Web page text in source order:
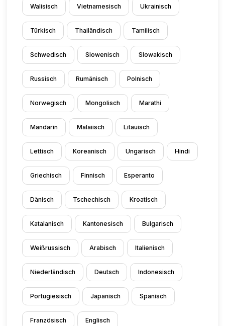
Walisisch Vietnamesisch Ukrainisch
Türkisch Thailändisch Tamilisch
Schwedisch Slowenisch Slowakisch
Russisch Rumänisch Polnisch
Norwegisch Mongolisch Marathi
Mandarin Malaiisch Litauisch
Lettisch Koreanisch Ungarisch Hindi
Griechisch Finnisch Esperanto
Dänisch Tschechisch Kroatisch
Katalanisch Kantonesisch Bulgarisch
Weißrussisch Arabisch Italienisch
Niederländisch Deutsch Indonesisch
Portugiesisch Japanisch Spanisch
Französisch Englisch